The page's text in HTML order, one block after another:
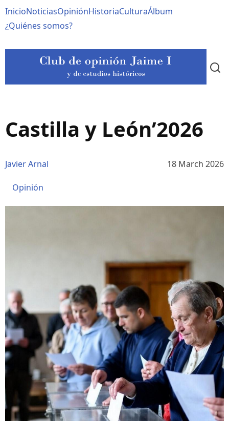
al
contenido
Navegación
principal
InicioNoticiasOpiniónHistoriaCulturaÁlbum
¿Quiénes somos?
Castilla y León’2026
Javier Arnal 18 March 2026
Opinión